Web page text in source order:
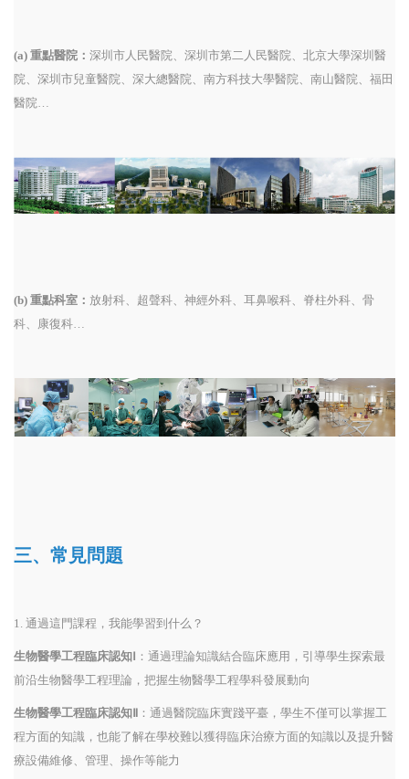
(a) 重點醫院： 深圳市人民醫院、深圳市第二人民醫院、北京大學深圳醫
院、深圳市兒童醫院、深大總醫院、南方科技大學醫院、南山醫院、福田
醫院…
(b) 重點科室： 放射科、超聲科、神經外科、耳鼻喉科、脊柱外科、骨
科、康復科…
三、常見問題
1. 通過這門課程，我能學習到什么？
生物醫學工程臨床認知Ⅰ ：通過理論知識結合臨床應用，引導學生探索最
前沿生物醫學工程理論，把握生物醫學工程學科發展動向
生物醫學工程臨床認知Ⅱ ：通過醫院臨床實踐平臺，學生不僅可以掌握工
程方面的知識，也能了解在學校難以獲得臨床治療方面的知識以及提升醫
療設備維修、管理、操作等能力